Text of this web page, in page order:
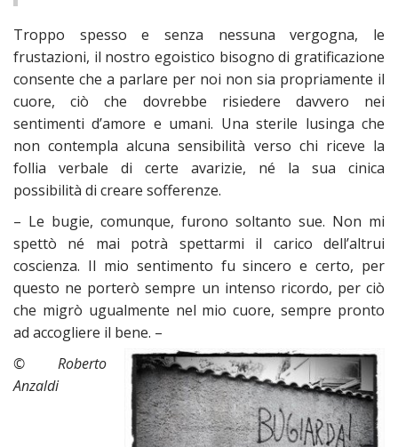
Troppo spesso e senza nessuna vergogna, le
frustazioni, il nostro egoistico bisogno di gratificazione
consente che a parlare per noi non sia propriamente il
cuore, ciò che dovrebbe risiedere davvero nei
sentimenti d’amore e umani. Una sterile lusinga che
non contempla alcuna sensibilità verso chi riceve la
follia verbale di certe avarizie, né la sua cinica
possibilità di creare sofferenze.
– Le bugie, comunque, furono soltanto sue. Non mi
spettò né mai potrà spettarmi il carico dell’altrui
coscienza. Il mio sentimento fu sincero e certo, per
questo ne porterò sempre un intenso ricordo, per ciò
che migrò ugualmente nel mio cuore, sempre pronto
ad accogliere il bene. –
© Roberto
Anzaldi